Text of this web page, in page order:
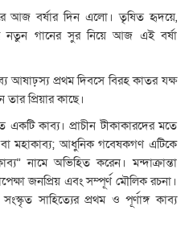
আজ বর্ষার দিন এলো। তৃষিত হৃদয়ে,
নতুন গানের সুর নিয়ে আজ এই বর্ষা
আষাঢ়স্য প্রথম দিবসে বিরহ কাতর যক্ষ
প্রিয়ার কাছে।
কাব্য। প্রাচীন টীকাকারদের মতে
বা মহাকাব্য; আধুনিক গবেষকগণ এটিকে
নামে অভিহিত করেন। মন্দাক্রান্তা
জনপ্রিয় এবং সম্পূর্ণ মৌলিক রচনা।
সাহিত্যের প্রথম ও পূর্ণাঙ্গ কাব্য